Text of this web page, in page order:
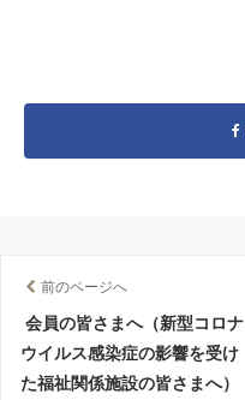
前のページへ
会員の皆さまへ（新型コロナ
ウイルス感染症の影響を受け
た福祉関係施設の皆さまへ）